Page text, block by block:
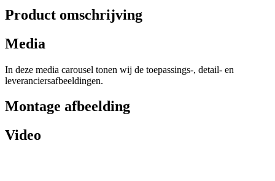
Product omschrijving
Media
In deze media carousel tonen wij de toepassings-, detail- en
leveranciersafbeeldingen.
Montage afbeelding
Video